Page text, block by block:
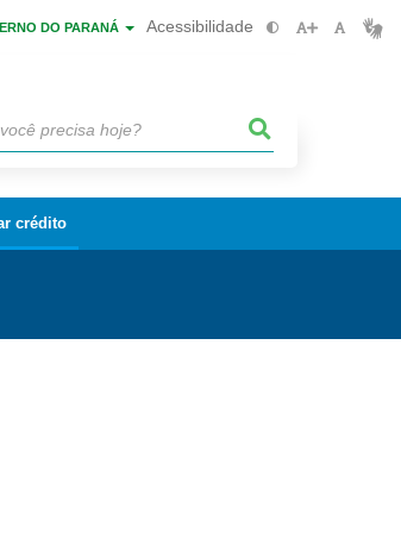
DO PARANÁ Acessibilidade
crédito